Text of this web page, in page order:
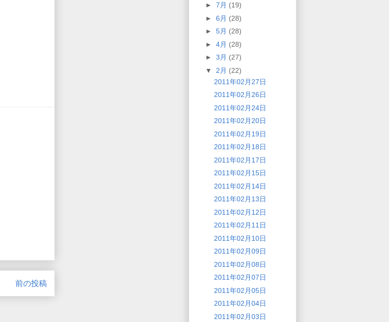
前の投稿
► 7月 (19)
► 6月 (28)
► 5月 (28)
► 4月 (28)
► 3月 (27)
▼ 2月 (22)
2011年02月27日
2011年02月26日
2011年02月24日
2011年02月20日
2011年02月19日
2011年02月18日
2011年02月17日
2011年02月15日
2011年02月14日
2011年02月13日
2011年02月12日
2011年02月11日
2011年02月10日
2011年02月09日
2011年02月08日
2011年02月07日
2011年02月05日
2011年02月04日
2011年02月03日